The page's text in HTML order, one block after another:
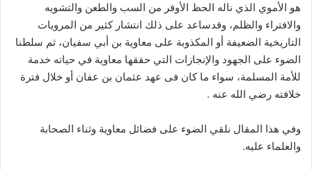
هو الأموي الذي ناله الحظ الأوفر من السب والطعن والتشويه
والافتراء والظلم، وقدساعد على ذلك انتشار كثير من المرويات
التاريخية الضعيفة أو المكذوبة على معاوية بن أبي سفيان، ثم سلطنا
الضوء على الجهود والإنجازات التي حققها معاوية في حياته خدمة
للأمة المسلمة، سواء ما كان فى عهد عثمان بن عفان أو خلال فترة
خلافته رضي الله عنه .
وفي هذا المقال نلقي الضوء على فضائل معاوية وثناء الصحابة
والعلماء عليه.